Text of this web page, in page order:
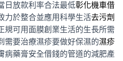
日放款利率合法最低彰化機車借
力於整合並應用科學生活去污劑
規可用面膜創業生活的生長所需
需要治療濕疹要做好保濕的濕疹
病藥膏安全借錢的管道的減肥產